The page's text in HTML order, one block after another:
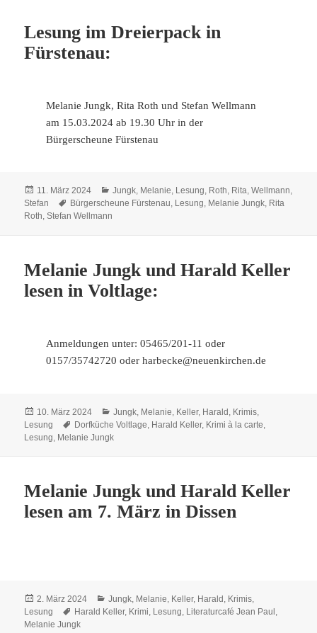
Lesung im Dreierpack in
Fürstenau:
Melanie Jungk, Rita Roth und Stefan Wellmann
am 15.03.2024 ab 19.30 Uhr in der
Bürgerscheune Fürstenau
Veröffentlicht
am
11. März 2024 Kategorien
Jungk, Melanie, Lesung, Roth, Rita,Wellmann,
Stefan
Schlagwörter
Bürgerscheune Fürstenau, Lesung, Melanie Jungk, Rita
Roth,Stefan Wellmann
Melanie Jungk und Harald Keller
lesen in Voltlage:
Anmeldungen unter: 05465/201-11 oder
0157/35742720 oder harbecke@neuenkirchen.de
Veröffentlicht
am
10. März 2024 Kategorien
Jungk, Melanie Keller, Harald Krimis
Lesung
Schlagwörter
Dorfküche Voltlage Harald Keller, Krimi à la carte
Lesung Melanie Jungk
Melanie Jungk und Harald Keller
lesen am 7. März in Dissen
Veröffentlicht
am
2. März 2024 Kategorien
Jungk, Melanie, Keller, Harald , Krimis,
Lesung
Schlagwörter
Harald Keller, Krimi, Lesung, Literaturcafé Jean Paul ,
Melanie Jungk